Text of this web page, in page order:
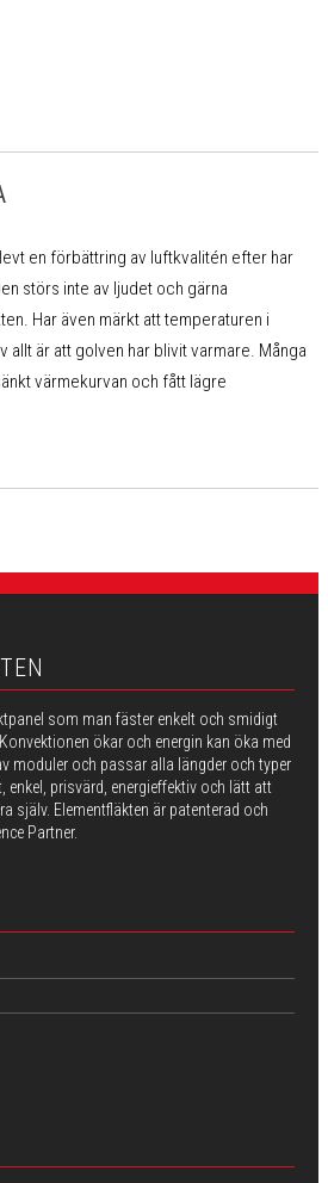
en förbättring av luftkvalitén efter har
störs inte av ljudet och gärna
Har även märkt att temperaturen i
allt är att golven har blivit varmare. Många
värmekurvan och fått lägre
som man fäster enkelt och smidigt
ökar och energin kan öka med
moduler och passar alla längder och typer
enkel, prisvärd, energieffektiv och lätt att
själv. Elementfläkten är patenterad och
Partner.